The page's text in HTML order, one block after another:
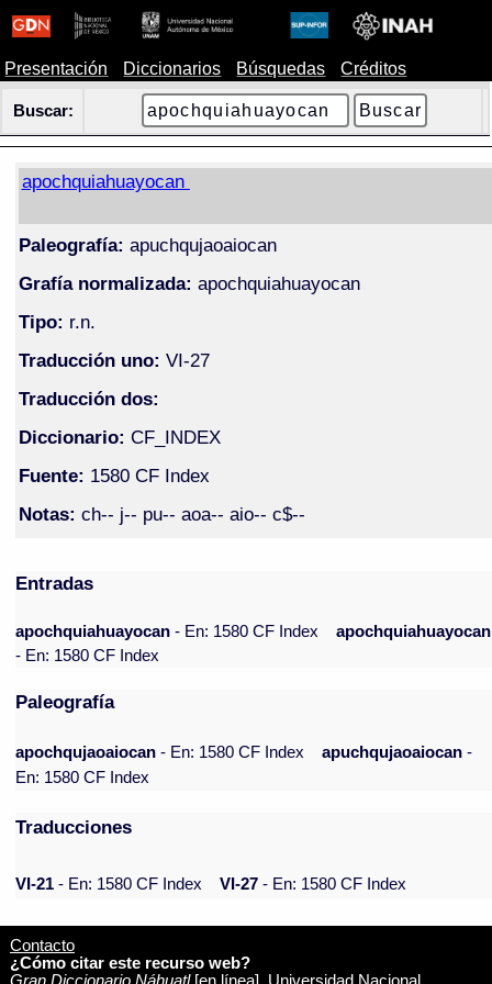
Presentación Diccionarios Búsquedas Créditos
Buscar:
apochquiahuayocan
Paleografía: apuchqujaoaiocan
Grafía normalizada: apochquiahuayocan
Tipo: r.n.
Traducción uno: VI-27
Traducción dos:
Diccionario: CF_INDEX
Fuente: 1580 CF Index
Notas: ch-- j-- pu-- aoa-- aio-- c$--
Entradas
apochquiahuayocan- En: 1580 CF Index
apochquiahuayocan
- En: 1580 CF Index
Paleografía
apochqujaoaiocan - En: 1580 CF Index apuchqujaoaiocan -
En: 1580 CF Index
Traducciones
VI-21 - En: 1580 CF Index VI-27 - En: 1580 CF Index
Contacto
¿Cómo citar este recurso web?
Gran Diccionario Náhuatl[en línea]. Universidad Nacional